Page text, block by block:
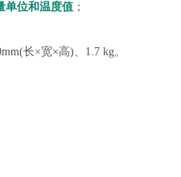
单位和温度值 ；
长×宽×高)、1.7 kg。